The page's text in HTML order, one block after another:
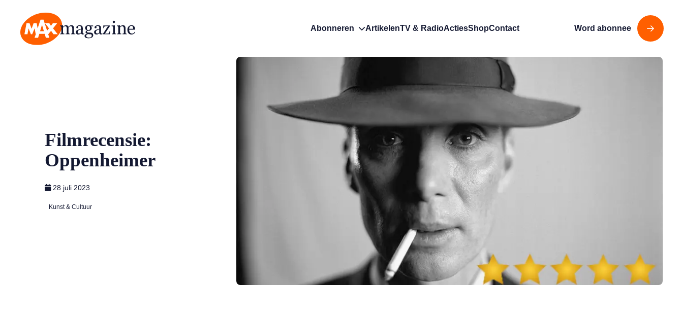
Abonneren ArtikelenTV & RadioActiesShopContact Word abonnee
Filmrecensie:
Oppenheimer
28 juli 2023
Kunst & Cultuur